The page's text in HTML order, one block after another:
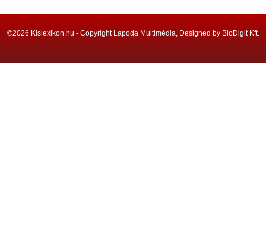
©2026 Kislexikon.hu - Copyright Lapoda Multimédia, Designed by BioDigit Kft.